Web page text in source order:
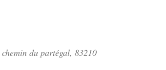
chemin du partégal, 83210